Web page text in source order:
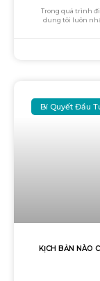
Trong quá trình
dung tôi luôn
Bí Quyết Đầu
KỊCH BẢN NÀO